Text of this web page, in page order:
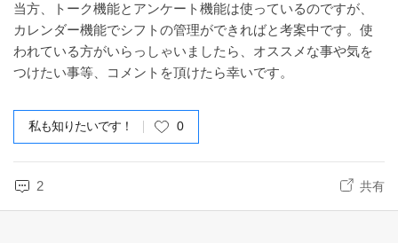
当方、トーク機能とアンケート機能は使っているのですが、
カレンダー機能でシフトの管理ができればと考案中です。使
われている方がいらっしゃいましたら、オススメな事や気を
つけたい事等、コメントを頂けたら幸いです。
私も知りたいです！ 0
2 共有